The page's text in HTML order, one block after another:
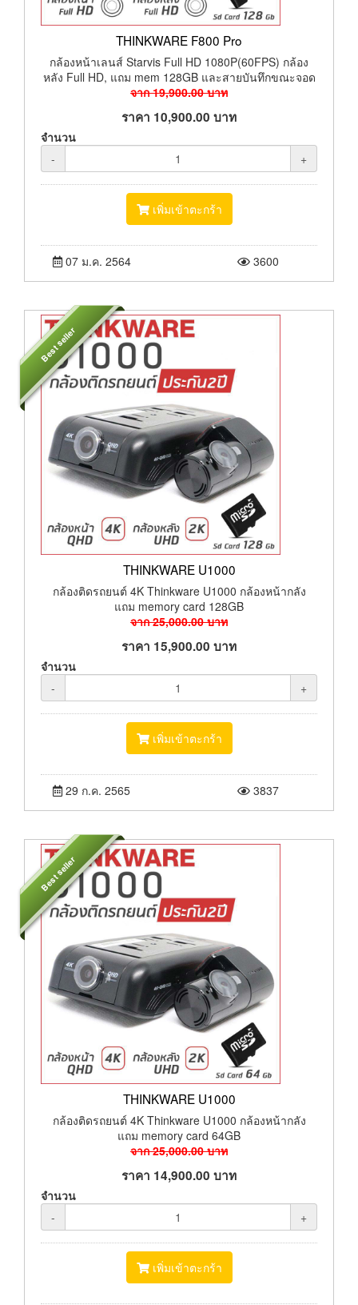
THINKWARE F800 Pro
กล้องหน้าเลนส์ Starvis Full HD 1080P(60FPS) กล้อง
หลัง Full HD, แถม mem 128GB และสายบันทึกขณะจอด
จาก19,900.00บาท
ราคา 10,900.00 บาท
จำนวน
-
+
เพิ่มเข้าตะกร้า
07 ม.ค. 2564 3600
Best seller
THINKWARE U1000
กล้องติดรถยนต์ 4K Thinkware U1000 กล้องหน้ากลัง
แถม memory card 128GB
จาก25,000.00บาท
ราคา 15,900.00 บาท
จำนวน
-
+
เพิ่มเข้าตะกร้า
29 ก.ค. 2565 3837
Best seller
THINKWARE U1000
กล้องติดรถยนต์ 4K Thinkware U1000 กล้องหน้ากลัง
แถม memory card 64GB
จาก25,000.00บาท
ราคา 14,900.00 บาท
จำนวน
-
+
เพิ่มเข้าตะกร้า